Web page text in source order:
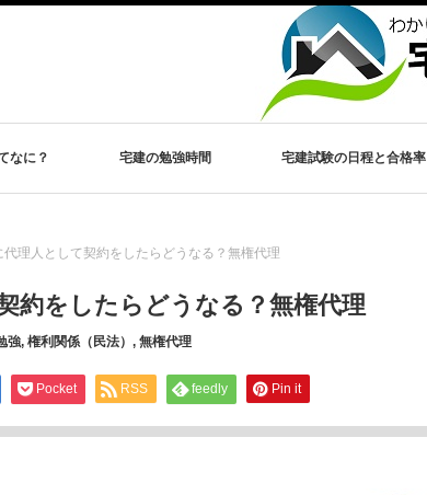
なに？ 宅建の勉強時間 宅建試験の日程と合格率
代理人として契約をしたらどうなる？無権代理
約をしたらどうなる？無権代理
強, 権利関係（民法） , 無権代理
Pocket RSS feedly Pin it